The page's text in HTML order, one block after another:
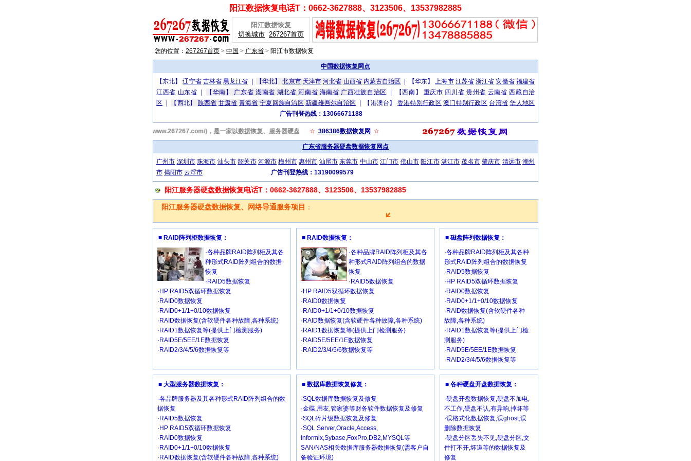
阳江数据恢复电话T：0662-3627888、3123506、13537982885
阳江数据恢复
切换城市 267267首页
您的位置： 267267首页 > 中国 > 广东省 > 阳江市数据恢复
中国数据恢复网点
【东北】辽宁省 吉林省 黑龙江省 【华北】北京市 天津市 河北省 山西省 内蒙古自治区 【华东】上海市 江苏省 浙江省 安徽省 福建省
江西省 山东省 【华南】 广东省 湖南省 湖北省 河南省 海南省 广西壮族自治区 【西南】 重庆市 四川省 贵州省 云南省 西藏自治
区
【西北】 陕西省 甘肃省 青海省 宁夏回族自治区 新疆维吾尔自治区 【港澳台】 香港特别行政区 澳门特别行政区 台湾省 华人地区
广告刊登热线：13066671188
267267阳江数据恢复网(http://www.267267.com/)，是一家以数据恢复、服务器硬盘数据恢复、电脑维护、上门修电脑、硬盘数据恢复、网页设计制作、笔记本数据恢复、网络工程为主的高科技企业，公司自成立以来，本
☆ 386386数据恢复网 ☆
广东省服务器硬盘数据恢复网点
广州市 深圳市 珠海市 汕头市 韶关市 河源市 梅州市 惠州市 汕尾市 东莞市 中山市 江门市 佛山市 阳江市 湛江市 茂名市 肇庆市 清远市 潮州
市 揭阳市 云浮市 广告刊登热线：13190099579
阳江服务器硬盘数据恢复电话T：0662-3627888、3123506、13537982885
阳江服务器硬盘数据恢复、网络导通服务项目 ：
■ RAID阵列柜数据恢复：
·各种品牌RAID阵列柜及其各
种形式RAID阵列组合的数据
恢复
·RAID5数据恢复
·HP RAID5双循环数据恢复
·RAID0数据恢复
·RAID0+1/1+0/10数据恢复
·RAID数据恢复(含软硬件各种故障,各种系统)
·RAID1数据恢复等(提供上门检测服务)
·RAID5E/5EE/1E数据恢复
·RAID2/3/4/5/6数据恢复等
■ RAID数据恢复：
·各种品牌RAID阵列柜及其各
种形式RAID阵列组合的数据
恢复
·RAID5数据恢复
·HP RAID5双循环数据恢复
·RAID0数据恢复
·RAID0+1/1+0/10数据恢复
·RAID数据恢复(含软硬件各种故障,各种系统)
·RAID1数据恢复等(提供上门检测服务)
·RAID5E/5EE/1E数据恢复
·RAID2/3/4/5/6数据恢复等
■ 磁盘阵列数据恢复：
·各种品牌RAID阵列柜及其各种
形式RAID阵列组合的数据恢复
·RAID5数据恢复
·HP RAID5双循环数据恢复
·RAID0数据恢复
·RAID0+1/1+0/10数据恢复
·RAID数据恢复(含软硬件各种
故障,各种系统)
·RAID1数据恢复等(提供上门检
测服务)
·RAID5E/5EE/1E数据恢复
·RAID2/3/4/5/6数据恢复等
■ 大型服务器数据恢复：
·各品牌服务器及其各种形式RAID阵列组合的数
据恢复
·RAID5数据恢复
·HP RAID5双循环数据恢复
·RAID0数据恢复
·RAID0+1/1+0/10数据恢复
·RAID数据恢复(含软硬件各种故障,各种系统)
■ 数据库数据恢复修复：
·SQL数据库数据恢复及修复
·金碟,用友,管家婆等财务软件数据恢复及修复
·SQL碎片级数据恢复及修复
·SQL Server,Oracle,Access,
Informix,Sybase,FoxPro,DB2,MYSQL等
SAN/NAS相关数据库服务器数据恢复(需客户自
备验证环境)
■ 各种硬盘开盘数据恢复：
·硬盘开盘数据恢复,硬盘不加电,
不工作,硬盘不认,有异响,摔坏等
·误格式化数据恢复,误ghost,误
删除数据恢复
·硬盘分区丢失不见,硬盘分区,文
件打不开,坏道等的数据恢复及
修复